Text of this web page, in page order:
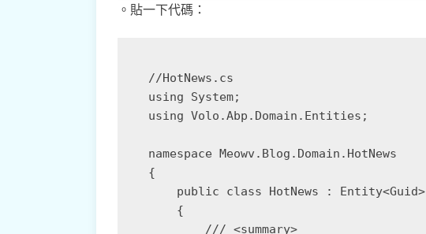
。貼一下代碼：
//HotNews.cs
using System;
using Volo.Abp.Domain.Entities;
namespace Meowv.Blog.Domain.HotNews
{
    public class HotNews : Entity<Guid>
    {
        /// <summary>